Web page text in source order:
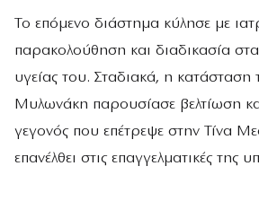
Το επόμενο διάστημα κύλησε με
παρακολούθηση και διαδικασία
υγείας του. Σταδιακά, η κατάσταση
Μυλωνάκη παρουσίασε βελτίωση
γεγονός που επέτρεψε στην Τίνα
επανέλθει στις επαγγελματικές της